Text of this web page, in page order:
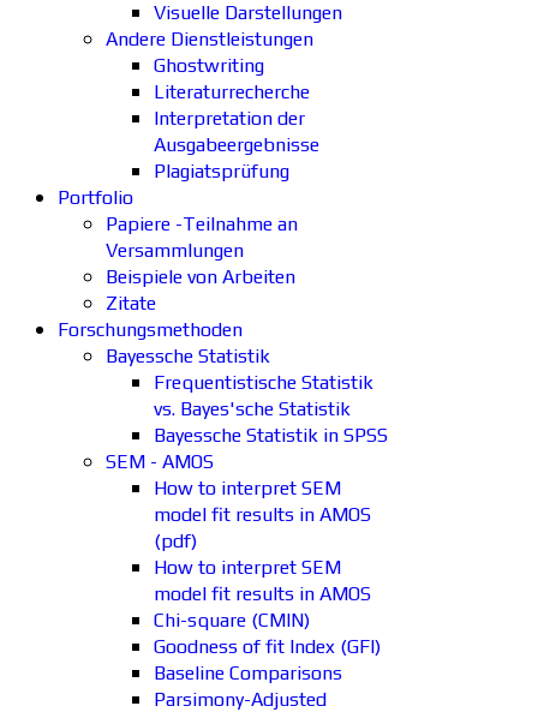
Visuelle Darstellungen
Andere Dienstleistungen
Ghostwriting
Literaturrecherche
Interpretation der
Ausgabeergebnisse
Plagiatsprüfung
Portfolio
Papiere -Teilnahme an
Versammlungen
Beispiele von Arbeiten
Zitate
Forschungsmethoden
Bayessche Statistik
Frequentistische Statistik
vs. Bayes'sche Statistik
Bayessche Statistik in SPSS
SEM - AMOS
How to interpret SEM
model fit results in AMOS
(pdf)
How to interpret SEM
model fit results in AMOS
Chi-square (CMIN)
Goodness of fit Index (GFI)
Baseline Comparisons
Parsimony-Adjusted